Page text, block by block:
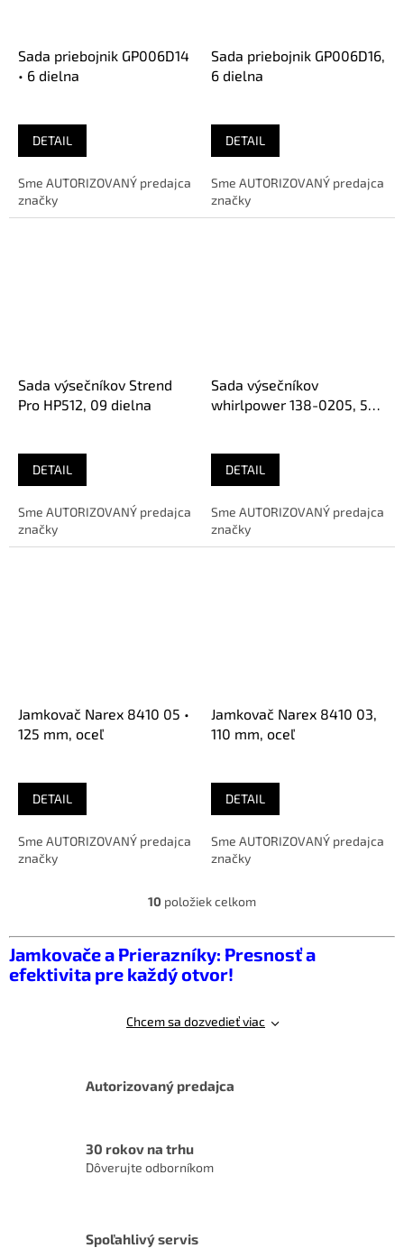
Sada priebojnik GP006D14
• 6 dielna
DETAIL
Sme AUTORIZOVANÝ predajca
značky
Sada priebojnik GP006D16,
6 dielna
DETAIL
Sme AUTORIZOVANÝ predajca
značky
Sada výsečníkov Strend
Pro HP512, 09 dielna
DETAIL
Sme AUTORIZOVANÝ predajca
značky
Sada výsečníkov
whirlpower 138-0205, 5
DETAIL
Sme AUTORIZOVANÝ predajca
značky
Jamkovač Narex 8410 05 •
125 mm, oceľ
DETAIL
Sme AUTORIZOVANÝ predajca
značky
Jamkovač Narex 8410 03,
110 mm, oceľ
DETAIL
Sme AUTORIZOVANÝ predajca
značky
O
l
á
d
i
r
v
ý
10 položiek celkom
Jamkovače a Prierazníky: Presnosť a
efektivita pre každý otvor!
Chcem sa dozvedieť viac
Autorizovaný predajca
30 rokov na trhu
Dôverujte odborníkom
Spoľahlivý servis